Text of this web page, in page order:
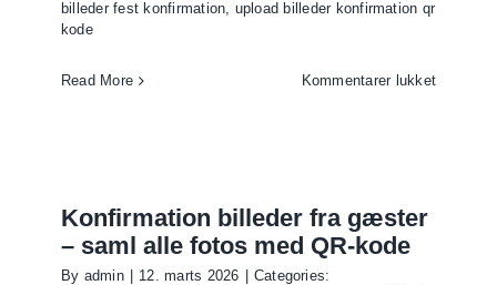
billeder fest konfirmation, upload billeder konfirmation qr
kode
Read More Kommentarer lukkettil
Konfirmation billeder fra gæster
– saml alle fotos med QR-kode
By admin 12. marts 2026
Categories: